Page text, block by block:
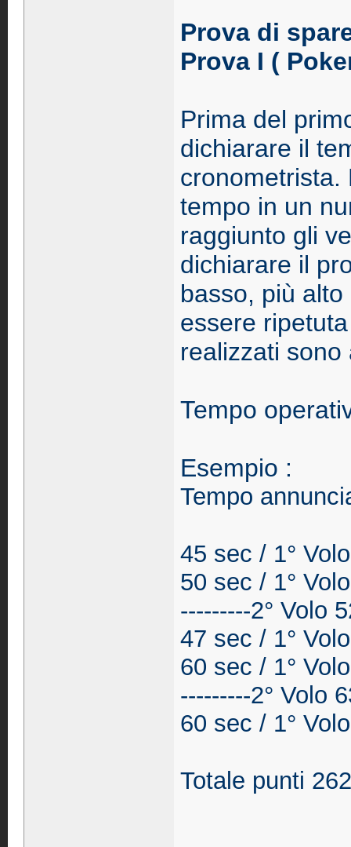
Prova di
Prova I (
Prima del
dichiarare il
cronometrista.
tempo in un
raggiunto gli
dichiarare il
basso, più
essere
realizzati
Tempo
Esempio :
Tempo
45 sec / 1°
50 sec / 1°
---------2° Volo
47 sec / 1°
60 sec / 1°
---------2° Volo
60 sec / 1°
Totale punti 262